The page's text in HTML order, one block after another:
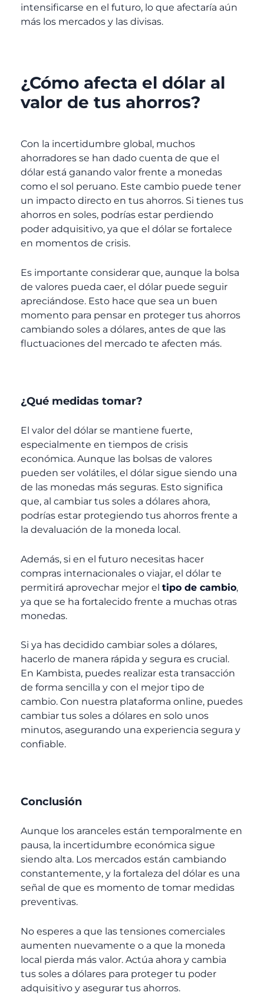
intensificarse en el futuro, lo que afectaría aún
más los mercados y las divisas.
¿Cómo afecta el dólar al
valor de tus ahorros?
Con la incertidumbre global, muchos
ahorradores se han dado cuenta de que el
dólar está ganando valor frente a monedas
como el sol peruano. Este cambio puede tener
un impacto directo en tus ahorros. Si tienes tus
ahorros en soles, podrías estar perdiendo
poder adquisitivo, ya que el dólar se fortalece
en momentos de crisis.
Es importante considerar que, aunque la bolsa
de valores pueda caer, el dólar puede seguir
apreciándose. Esto hace que sea un buen
momento para pensar en proteger tus ahorros
cambiando soles a dólares, antes de que las
fluctuaciones del mercado te afecten más.
¿Qué medidas tomar?
El valor del dólar se mantiene fuerte,
especialmente en tiempos de crisis
económica. Aunque las bolsas de valores
pueden ser volátiles, el dólar sigue siendo una
de las monedas más seguras. Esto significa
que, al cambiar tus soles a dólares ahora,
podrías estar protegiendo tus ahorros frente a
la devaluación de la moneda local.
Además, si en el futuro necesitas hacer
compras internacionales o viajar, el dólar te
permitirá aprovechar mejor el tipo de cambio,
ya que se ha fortalecido frente a muchas otras
monedas.
Si ya has decidido cambiar soles a dólares,
hacerlo de manera rápida y segura es crucial.
En Kambista, puedes realizar esta transacción
de forma sencilla y con el mejor tipo de
cambio. Con nuestra plataforma online, puedes
cambiar tus soles a dólares en solo unos
minutos, asegurando una experiencia segura y
confiable.
Conclusión
Aunque los aranceles están temporalmente en
pausa, la incertidumbre económica sigue
siendo alta. Los mercados están cambiando
constantemente, y la fortaleza del dólar es una
señal de que es momento de tomar medidas
preventivas.
No esperes a que las tensiones comerciales
aumenten nuevamente o a que la moneda
local pierda más valor. Actúa ahora y cambia
tus soles a dólares para proteger tu poder
adquisitivo y asegurar tus ahorros.